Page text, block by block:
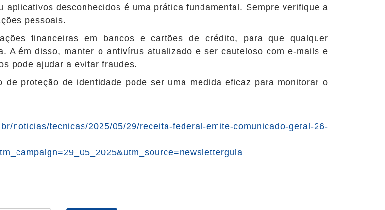
aplicativos desconhecidos é uma prática fundamental. Sempre verifique a
pessoais.
financeiras em bancos e cartões de crédito, para que qualquer
Além disso, manter o antivírus atualizado e ser cauteloso com e-mails e
pode ajudar a evitar fraudes.
proteção de identidade pode ser uma medida eficaz para monitorar o
noticias/tecnicas/2025/05/29/receita-federal-emite-comunicado-geral-26-